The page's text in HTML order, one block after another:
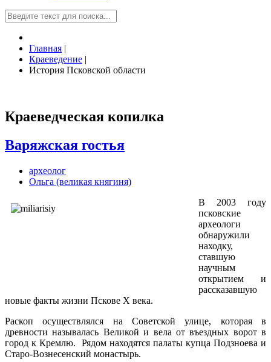
Главная |
Краеведение |
История Псковской области
Краеведческая копилка
Варяжская гостья
археолог
Ольга (великая княгиня)
В 2003 году
псковские
археологи
обнаружили
находку,
ставшую
научным
открытием и
рассказавшую
новые факты жизни Пскове X века.
Раскоп осуществлялся на Советской улице, которая в
древности называлась Великой и вела от въездных ворот в
город к Кремлю. Рядом находятся палаты купца Подзноева и
Старо-Вознесенский монастырь.